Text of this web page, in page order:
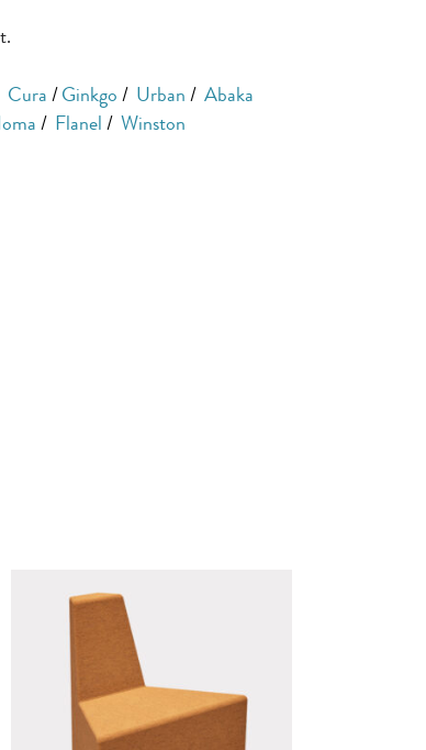
Cura / Ginkgo / Urban / Abaka
/ Flanel / Winston